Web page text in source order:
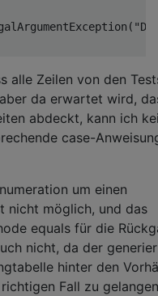
alle Zeilen von den
da erwartet wird,
abdeckt, kann ich
case-
um einen
nicht möglich, und das
equals für die
nicht, da der
hinter den
Fall zu